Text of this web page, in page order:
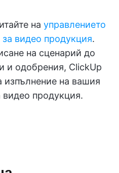
на управлението
за видео продукция.
на сценарий до
и одобрения, ClickUp
изпълнение на вашия
видео продукция.